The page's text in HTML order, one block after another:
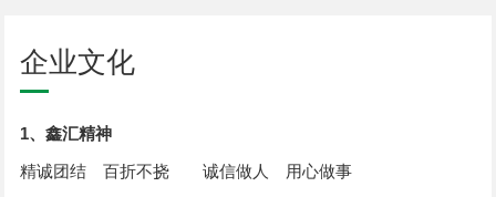
企业文化
1、鑫汇精神
精诚团结 百折不挠 诚信做人 用心做事